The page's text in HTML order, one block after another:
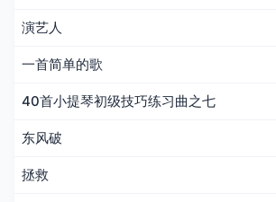
演艺人
一首简单的歌
40首小提琴初级技巧练习曲之七
东风破
拯救